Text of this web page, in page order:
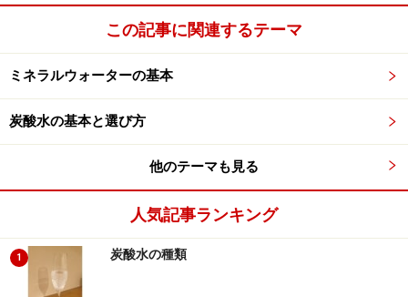
天然水の「水源地管理」について知る方法
は？
子供に飲ませる水がどういう水かを知るためにはラベル
に書かれた成分だけではなく、具体的にどういった管理
や製造処理がされているかを知る必要があります。
可能であれば水源地についても調べてみよう
国内の場合は水源地がある住所などで、ある程度は水源
この記事に関連するテーマ
ミネラルウォーターの基本
炭酸水の基本と選び方
他のテーマも見る
人気記事ランキング
1 炭酸水の種類